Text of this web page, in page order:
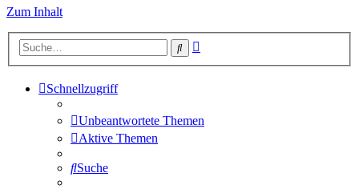
Zum Inhalt
Suche
Schnellzugriff
Unbeantwortete Themen
Aktive Themen
Suche